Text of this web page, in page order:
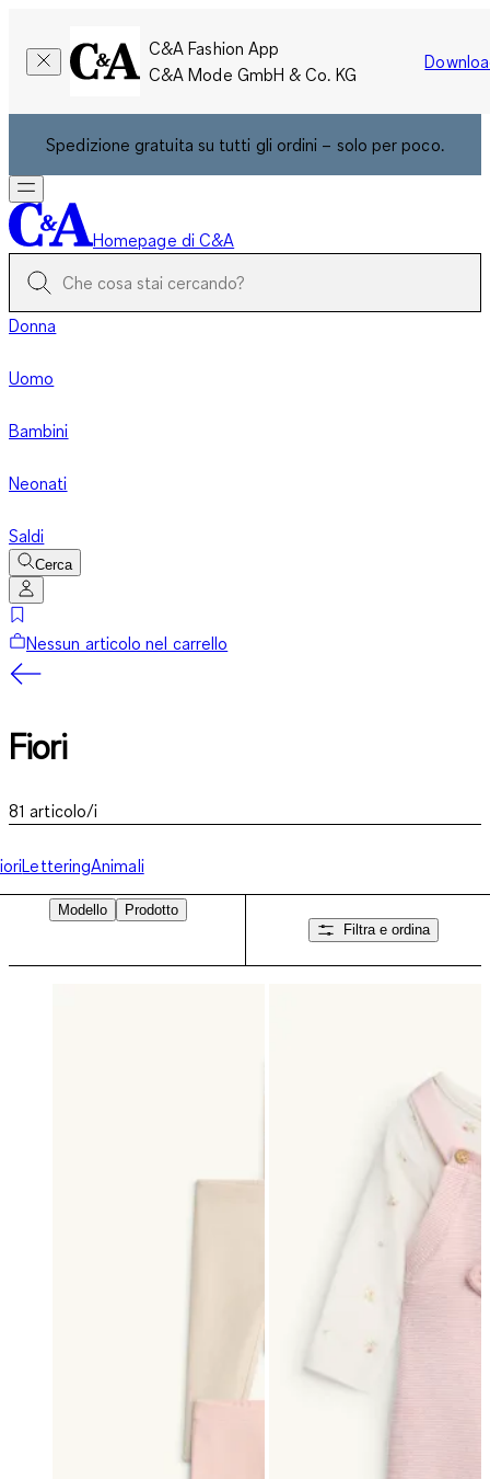
C&A Fashion App
C&A Mode GmbH & Co. KG
Spedizione gratuita su tutti gli ordini – solo per poco.
Homepage di C&A
Donna
Uomo
Bambini
Neonati
Saldi
Cerca
Nessun articolo nel carrello
Fiori
81 articolo/i
LetteringAnimali
Modello
Prodotto
Filtra e ordina